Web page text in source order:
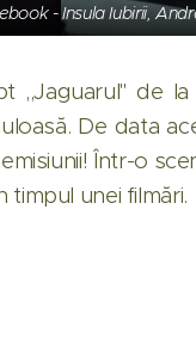
- Insula Iubirii,
,,Jaguarul" de
De data
Într-o
unei filmări.